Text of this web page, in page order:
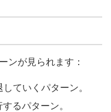
ンが見られます：
ていくパターン。
るパターン。